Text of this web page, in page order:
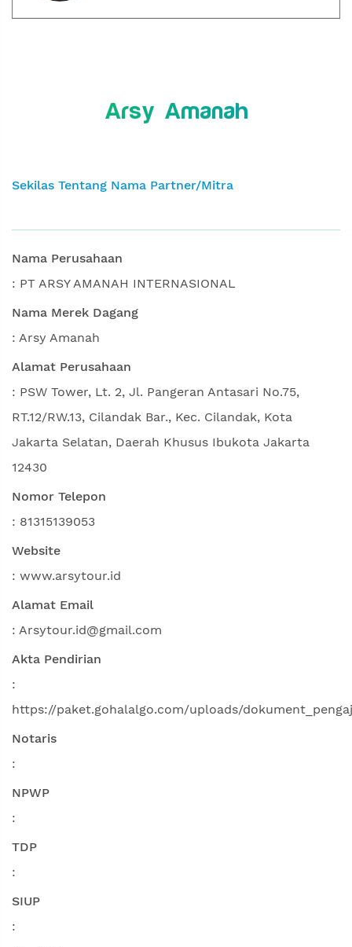
Arsy Amanah
Sekilas Tentang Nama Partner/Mitra
Nama Perusahaan
: PT ARSY AMANAH INTERNASIONAL
Nama Merek Dagang
: Arsy Amanah
Alamat Perusahaan
: PSW Tower, Lt. 2, Jl. Pangeran Antasari No.75,
RT.12/RW.13, Cilandak Bar., Kec. Cilandak, Kota
Jakarta Selatan, Daerah Khusus Ibukota Jakarta
12430
Nomor Telepon
: 81315139053
Website
: www.arsytour.id
Alamat Email
: Arsytour.id@gmail.com
Akta Pendirian
:
https://paket.gohalalgo.com/uploads/
Notaris
:
NPWP
:
TDP
:
SIUP
: